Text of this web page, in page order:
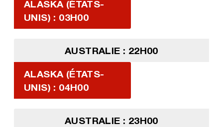
ALASKA (ÉTATS-
UNIS) : 03H00
AUSTRALIE : 22H00
ALASKA (ÉTATS-
UNIS) : 04H00
AUSTRALIE : 23H00